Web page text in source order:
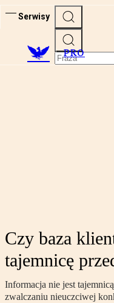
Serwisy
PRO
Czy baza
tajemnicę
Informacja nie jest
zwalczaniu nieuczciwej